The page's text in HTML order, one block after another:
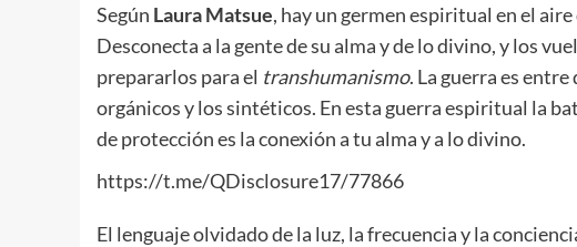
Según Laura Matsue, hay un germen espiritual en el
Desconecta a la gente de su alma y de lo divino, y los
prepararlos para el transhumanismo. La guerra es
orgánicos y los sintéticos. En esta guerra espiritual la
de protección es la conexión a tu alma y a lo divino.
https://t.me/QDisclosure17/77866
El lenguaje olvidado de la luz, la frecuencia y la